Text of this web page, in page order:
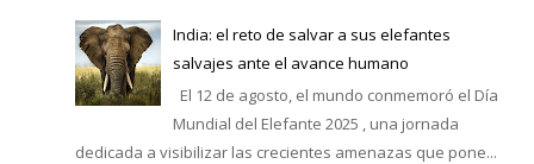
India: el reto de salvar a sus elefantes
salvajes ante el avance humano
El 12 de agosto, el mundo conmemoró el Día
Mundial del Elefante 2025 , una jornada
dedicada a visibilizar las crecientes amenazas que pone...